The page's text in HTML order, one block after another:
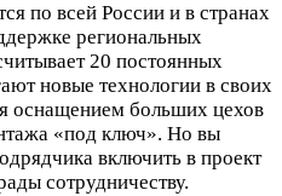
по всей России и в странах
региональных
20 постоянных
новые технологии в своих
оснащением больших цехов
«под ключ». Но вы
включить в проект
сотрудничеству.